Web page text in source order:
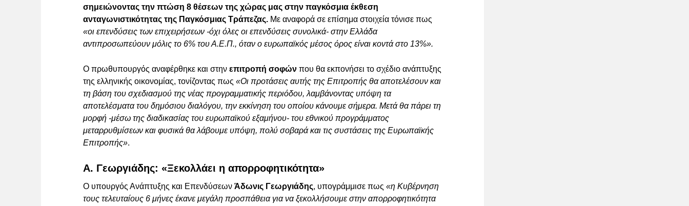
σημειώνοντας την πτώση 8 θέσεων της χώρας μας στην παγκόσμια έκθεση
ανταγωνιστικότητας της Παγκόσμιας Τράπεζας. Με αναφορά σε επίσημα στοιχεία τόνισε πως
«οι επενδύσεις των επιχειρήσεων -όχι όλες οι επενδύσεις συνολικά- στην Ελλάδα
αντιπροσωπεύουν μόλις το 6% του Α.Ε.Π., όταν ο ευρωπαϊκός μέσος όρος είναι κοντά στο 13%».
Ο πρωθυπουργός αναφέρθηκε και στην επιτροπή σοφών που θα εκπονήσει το σχέδιο ανάπτυξης
της ελληνικής οικονομίας, τονίζοντας πως «Οι προτάσεις αυτής της Επιτροπής θα αποτελέσουν και
τη βάση του σχεδιασμού της νέας προγραμματικής περιόδου, λαμβάνοντας υπόψη τα
αποτελέσματα του δημόσιου διαλόγου, την εκκίνηση του οποίου κάνουμε σήμερα. Μετά θα πάρει τη
μορφή -μέσω της διαδικασίας του ευρωπαϊκού εξαμήνου- του εθνικού προγράμματος
μεταρρυθμίσεων και φυσικά θα λάβουμε υπόψη, πολύ σοβαρά και τις συστάσεις της Ευρωπαϊκής
Επιτροπής».
Α. Γεωργιάδης: «Ξεκολλάει η απορροφητικότητα»
Ο υπουργός Ανάπτυξης και Επενδύσεων Άδωνις Γεωργιάδης, υπογράμμισε πως «η Κυβέρνηση
τους τελευταίους 6 μήνες έκανε μεγάλη προσπάθεια για να ξεκολλήσουμε στην απορροφητικότητα